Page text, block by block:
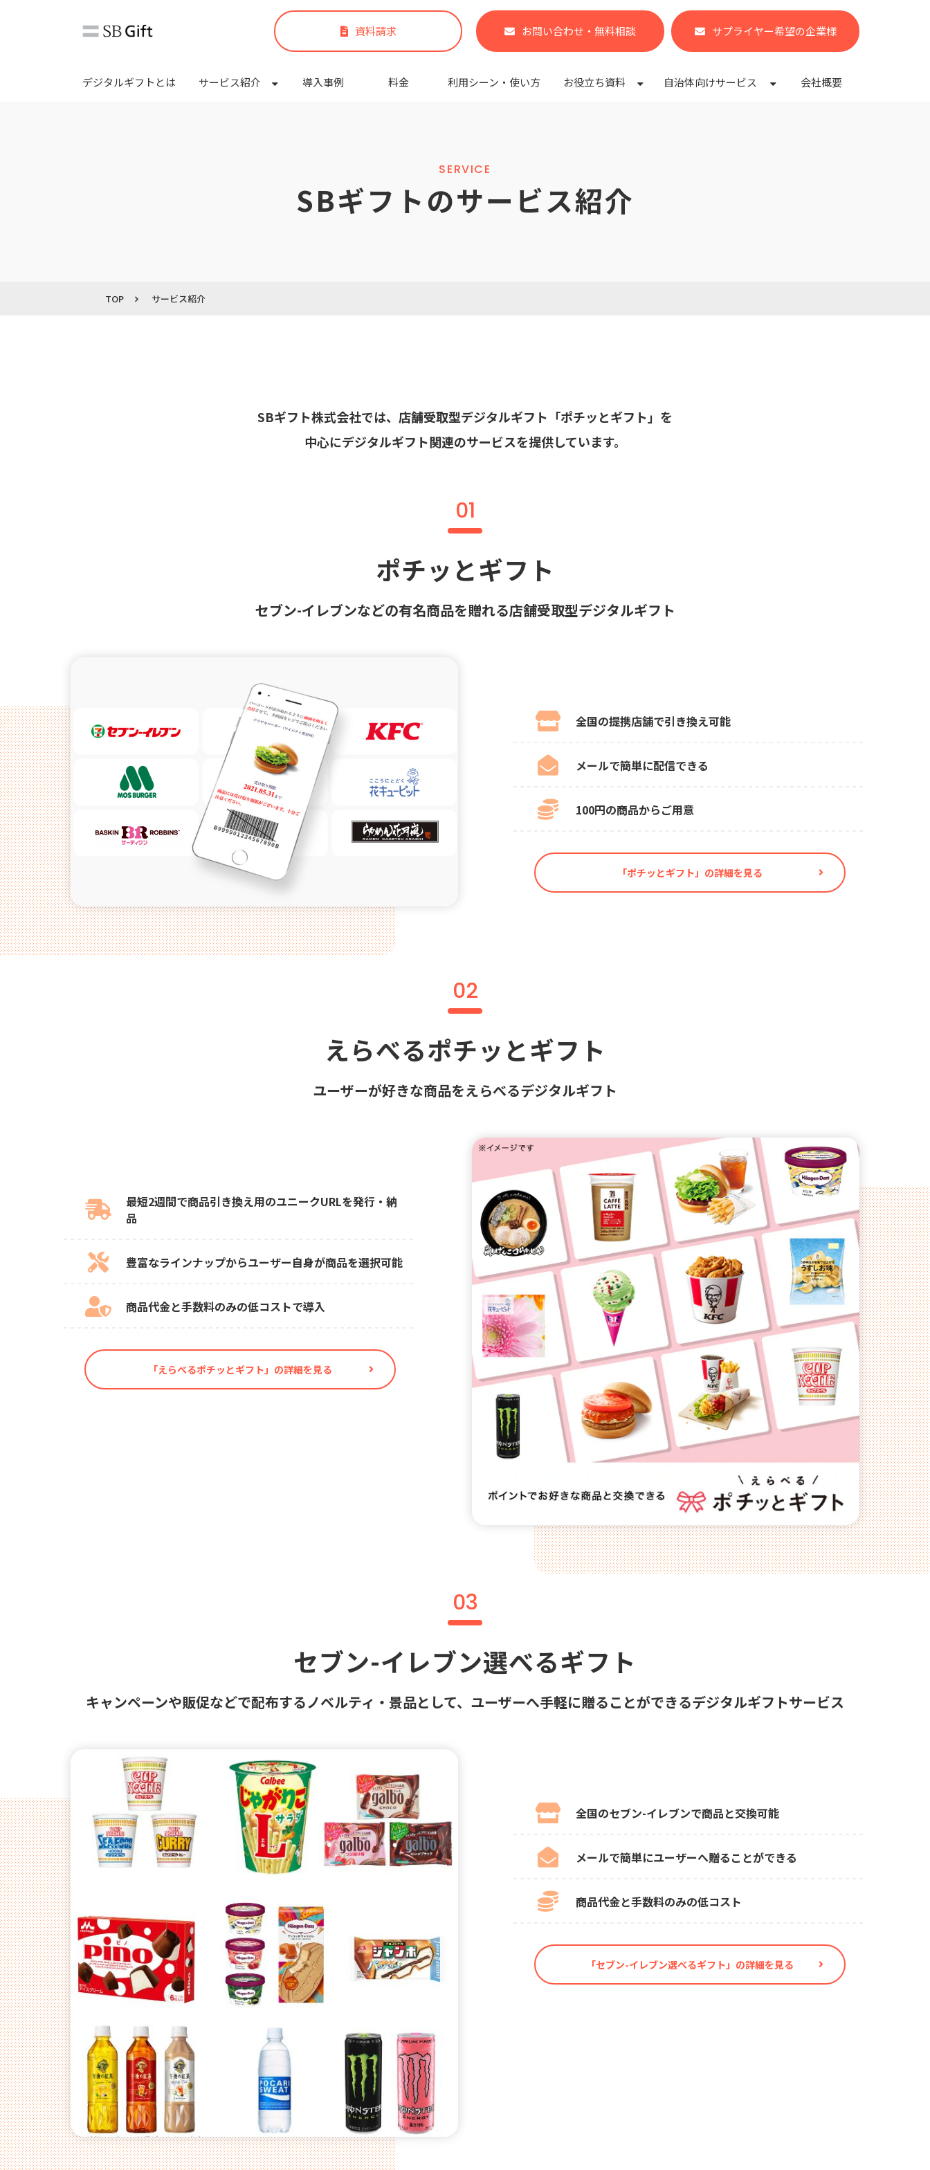
資料請求 お問い合わせ・無料相談 サプライヤー希望の企業様
デジタルギフトとは サービス紹介 導入事例 料金 利用シーン・使い方 お役立ち資料 自治体向けサービス 会社概要
SERVICE
SBギフトのサービス紹介
TOP サービス紹介
SBギフト株式会社では、店舗受取型デジタルギフト「ポチッとギフト」を
中心にデジタルギフト関連のサービスを提供しています。
01
ポチッとギフト
セブン-イレブンなどの有名商品を贈れる店舗受取型デジタルギフト
全国の提携店舗で引き換え可能
メールで簡単に配信できる
100円の商品からご⽤意
「ポチッとギフト」の詳細を見る
02
えらべるポチッとギフト
ユーザーが好きな商品をえらべるデジタルギフト
最短2週間で商品引き換え用のユニークURLを発行・納
品
豊富なラインナップからユーザー自身が商品を選択可能
商品代金と手数料のみの低コストで導入
「えらべるポチッとギフト」の詳細を見る
03
セブン-イレブン選べるギフト
キャンペーンや販促などで配布するノベルティ・景品として、ユーザーへ手軽に贈ることができるデジタルギフトサービス
全国のセブン-イレブンで商品と交換可能
メールで簡単にユーザーへ贈ることができる
商品代金と手数料のみの低コスト
「セブン-イレブン選べるギフト」の詳細を見る